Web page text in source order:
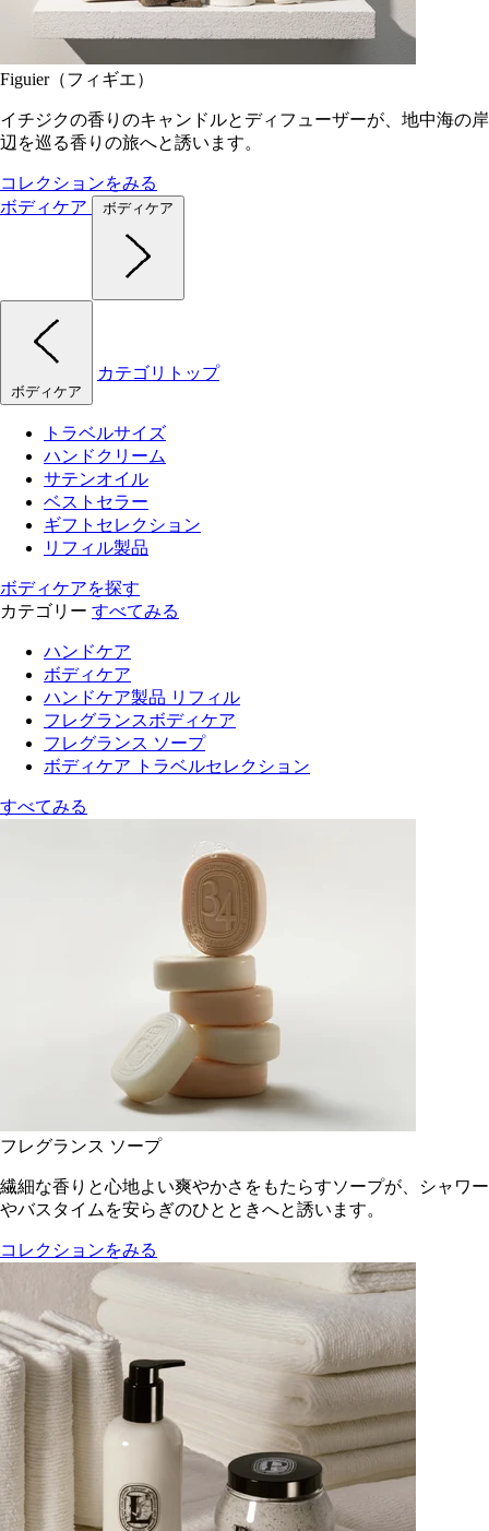
Figuier（フィギエ）
イチジクの香りのキャンドルとディフューザーが、地中海の岸
辺を巡る香りの旅へと誘います。
コレクションをみる
ボディケア
ボディケア
ボディケア
カテゴリトップ
トラベルサイズ
ハンドクリーム
サテンオイル
ベストセラー
ギフトセレクション
リフィル製品
ボディケアを探す
カテゴリー すべてみる
ハンドケア
ボディケア
ハンドケア製品 リフィル
フレグランスボディケア
フレグランス ソープ
ボディケア トラベルセレクション
すべてみる
フレグランス ソープ
繊細な香りと心地よい爽やかさをもたらすソープが、シャワー
やバスタイムを安らぎのひとときへと誘います。
コレクションをみる